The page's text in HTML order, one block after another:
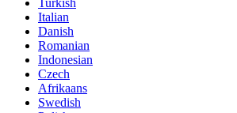
Italian
Danish
Romanian
Indonesian
Czech
Afrikaans
Swedish